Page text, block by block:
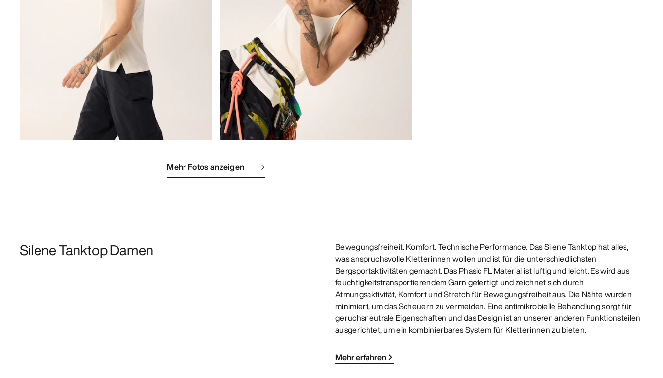
Mehr Fotos anzeigen
Silene Tanktop Damen
Bewegungsfreiheit. Komfort. Technische Performance. Das Silene Tanktop hat alles,
was anspruchsvolle Kletterinnen wollen und ist für die unterschiedlichsten
Bergsportaktivitäten gemacht. Das Phasic FL Material ist luftig und leicht. Es wird aus
feuchtigkeitstransportierendem Garn gefertigt und zeichnet sich durch
Atmungsaktivität, Komfort und Stretch für Bewegungsfreiheit aus. Die Nähte wurden
minimiert, um das Scheuern zu vermeiden. Eine antimikrobielle Behandlung sorgt für
geruchsneutrale Eigenschaften und das Design ist an unseren anderen Funktionsteilen
ausgerichtet, um ein kombinierbares System für Kletterinnen zu bieten.
Mehr erfahren